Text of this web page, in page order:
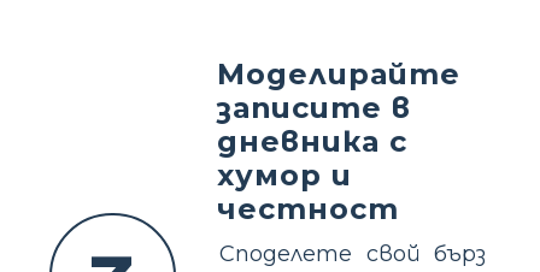
Моделирайте
записите в
дневника с
хумор и
честност
Споделете свой бърз